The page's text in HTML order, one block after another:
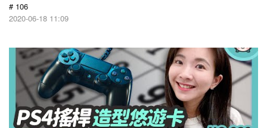
# 106
2020-06-18 11:09